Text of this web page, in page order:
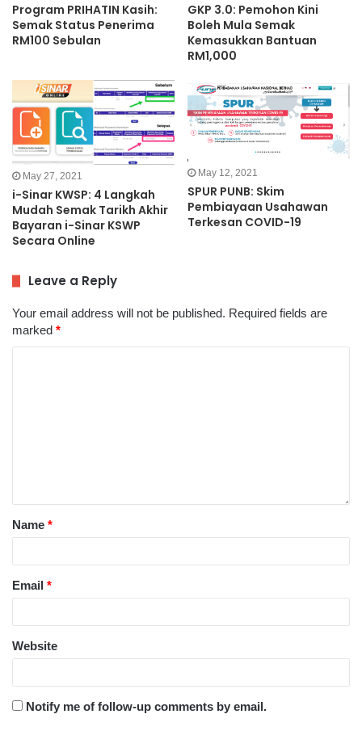
Program PRIHATIN Kasih:
Semak Status Penerima
RM100 Sebulan
GKP 3.0: Pemohon Kini
Boleh Mula Semak
Kemasukkan Bantuan
RM1,000
May 27, 2021
i-Sinar KWSP: 4 Langkah
Mudah Semak Tarikh Akhir
Bayaran i-Sinar KSWP
Secara Online
May 12, 2021
SPUR PUNB: Skim
Pembiayaan Usahawan
Terkesan COVID-19
Leave a Reply
Your email address will not be published. Required fields are
marked *
Name *
Email *
Website
Notify me of follow-up comments by email.